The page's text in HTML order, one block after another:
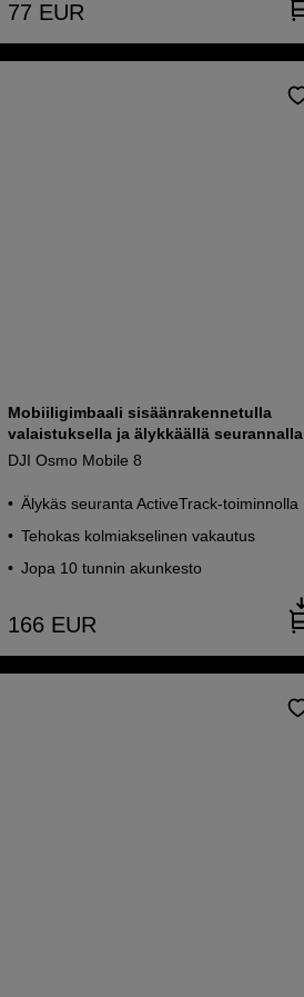
77 EUR
Mobiiligimbaali sisäänrakennetulla
valaistuksella ja älykkäällä seurannalla
DJI Osmo Mobile 8
Älykäs seuranta ActiveTrack-toiminnolla
Tehokas kolmiakselinen vakautus
Jopa 10 tunnin akunkesto
166 EUR